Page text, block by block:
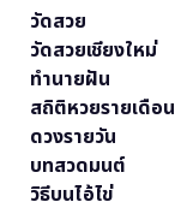
วัดสวย
วัดสวยเชียงใหม่
ทำนายฝัน
สถิติหวยรายเดือน
ดวงรายวัน
บทสวดมนต์
วิธีบนไอ้ไข่